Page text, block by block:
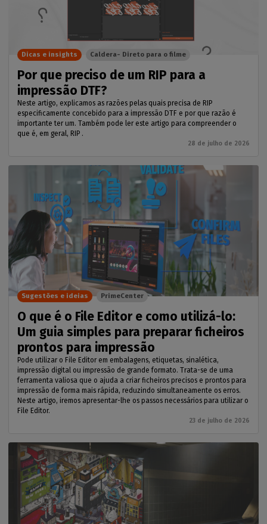
Por que preciso de um RIP para a
impressão DTF?
Neste artigo, explicamos as razões pelas quais precisa de RIP
especificamente concebido para a impressão DTF e por que razão é
importante ter um. Também pode ler este artigo para compreender o
que é, em geral, RIP .
28 de julho de 2026
Dicas e insights Caldera- Direto para o filme
O que é o File Editor e como utilizá-lo:
Um guia simples para preparar ficheiros
prontos para impressão
Pode utilizar o File Editor em embalagens, etiquetas, sinalética,
impressão digital ou impressão de grande formato. Trata-se de uma
ferramenta valiosa que o ajuda a criar ficheiros precisos e prontos para
impressão de forma mais rápida, reduzindo simultaneamente os erros.
Neste artigo, iremos apresentar-lhe os passos necessários para utilizar o
File Editor.
23 de julho de 2026
Sugestões e ideias PrimeCenter